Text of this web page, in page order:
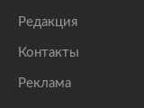
Редакция
Контакты
Реклама